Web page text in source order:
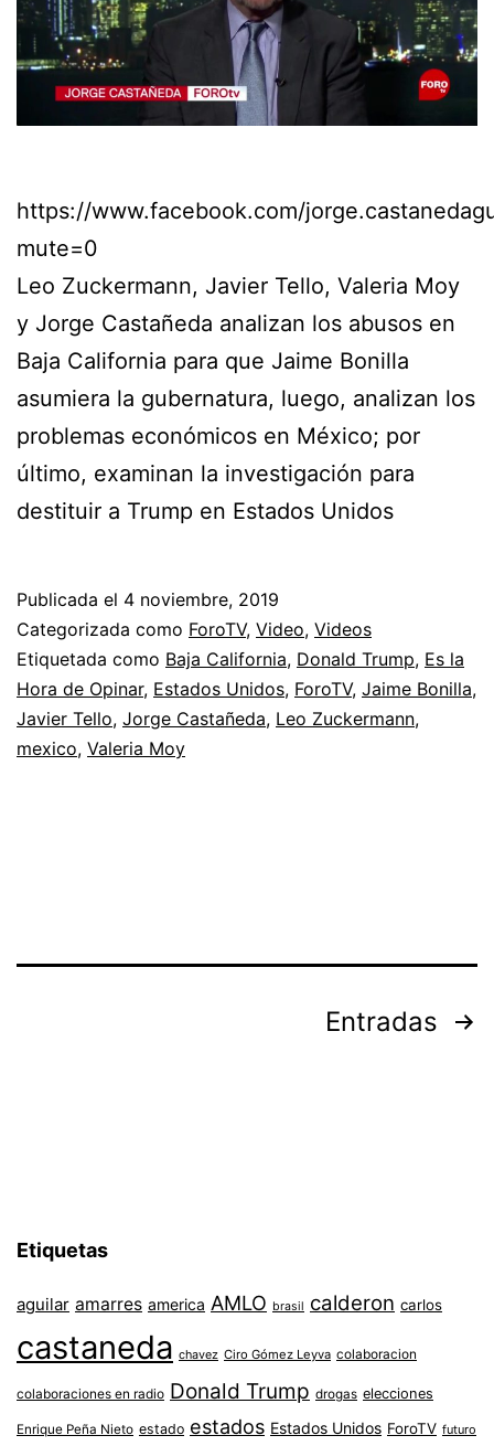
https://www.facebook.com/
mute=0
Leo Zuckermann, Javier Tello, Valeria Moy
y Jorge Castañeda analizan los abusos en
Baja California para que Jaime Bonilla
asumiera la gubernatura, luego, analizan los
problemas económicos en México; por
último, examinan la investigación para
destituir a Trump en Estados Unidos
Publicada el 4 noviembre, 2019
Categorizada como ForoTV, Video, Videos
Etiquetada como Baja California, Donald Trump, Es la
Hora de Opinar, Estados Unidos, ForoTV, Jaime Bonilla,
Javier Tello, Jorge Castañeda, Leo Zuckermann,
mexico, Valeria Moy
Entradas
Etiquetas
aguilar amarres america AMLO brasil calderon carlos
castaneda chavez Ciro Gómez Leyva colaboracion
colaboraciones en radio Donald Trump drogas elecciones
Enrique Peña Nieto estado estados Estados Unidos ForoTV futuro